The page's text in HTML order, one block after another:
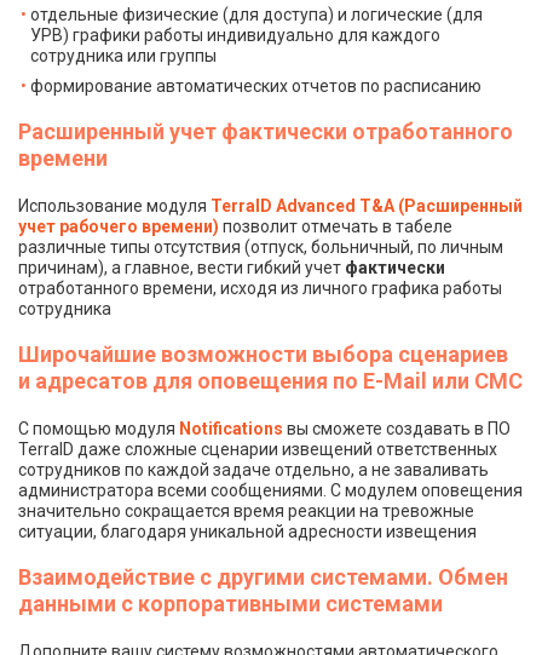
отдельные физические (для доступа) и логические (для
УРВ) графики работы индивидуально для каждого
сотрудника или группы
формирование автоматических отчетов по расписанию
Расширенный учет фактически отработанного
времени
Использование модуля TerraID Advanced T&A (Расширенный
учет рабочего времени) позволит отмечать в табеле
различные типы отсутствия (отпуск, больничный, по личным
причинам), а главное, вести гибкий учет фактически
отработанного времени, исходя из личного графика работы
сотрудника
Широчайшие возможности выбора сценариев
и адресатов для оповещения по E-Mail или СМС
С помощью модуля Notifications вы сможете создавать в ПО
TerraID даже сложные сценарии извещений ответственных
сотрудников по каждой задаче отдельно, а не заваливать
администратора всеми сообщениями. С модулем оповещения
значительно сокращается время реакции на тревожные
ситуации, благодаря уникальной адресности извещения
Взаимодействие с другими системами. Обмен
данными с корпоративными системами
Дополните вашу систему возможностями автоматического